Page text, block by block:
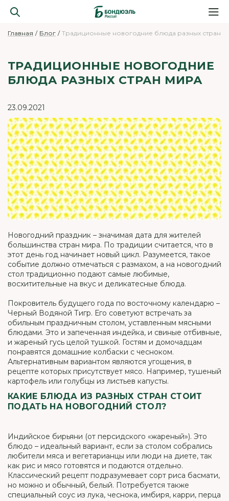
Главная Блог Традиционные новогодние блюда разных стран
ТРАДИЦИОННЫЕ НОВОГОДНИЕ
БЛЮДА РАЗНЫХ СТРАН МИРА
23.09.2021
Новогодний праздник – значимая дата для жителей
большинства стран мира. По традиции считается, что в
этот день год начинает новый цикл. Разумеется, такое
событие должно отмечаться с размахом, а на новогодний
стол традиционно подают самые любимые,
восхитительные на вкус и деликатесные блюда.
Покровитель будущего года по восточному календарю –
Черный Водяной Тигр. Его советуют встречать за
обильным праздничным столом, уставленным мясными
блюдами. Это и запеченная индейка, и свиные отбивные,
и жареный гусь целой тушкой. Гостям и домочадцам
понравятся домашние колбаски с чесноком.
Альтернативным вариантом являются угощения, в
рецепте которых присутствует мясо. Например, тушеный
картофель или голубцы из листьев капусты.
КАКИЕ БЛЮДА ИЗ РАЗНЫХ СТРАН СТОИТ
ПОДАТЬ НА НОВОГОДНИЙ СТОЛ?
Индийское бирьяни (от персидского «жареный»). Это
блюдо – идеальный вариант, если за столом собрались
любители мяса и вегетарианцы или люди на диете, так
как рис и мясо готовятся и подаются отдельно.
Классический рецепт подразумевает сорт риса басмати,
но можно и обычный, белый. Потребуется также
специальный соус из лука, чеснока, имбиря, карри, перца